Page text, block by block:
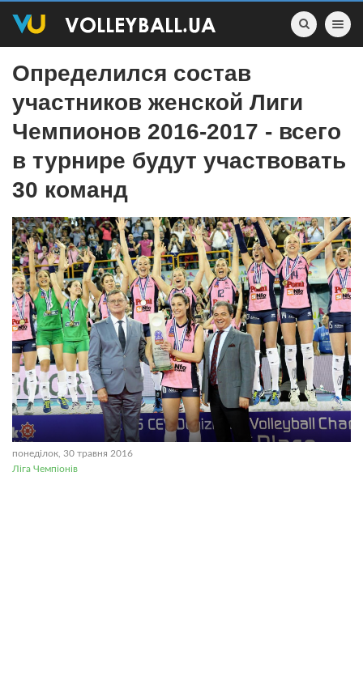
Toggle
Определился состав
участников женской Лиги
Чемпионов 2016-2017 - всего
в турнире будут участвовать
30 команд
понеділок, 30 травня 2016
Ліга Чемпіонів